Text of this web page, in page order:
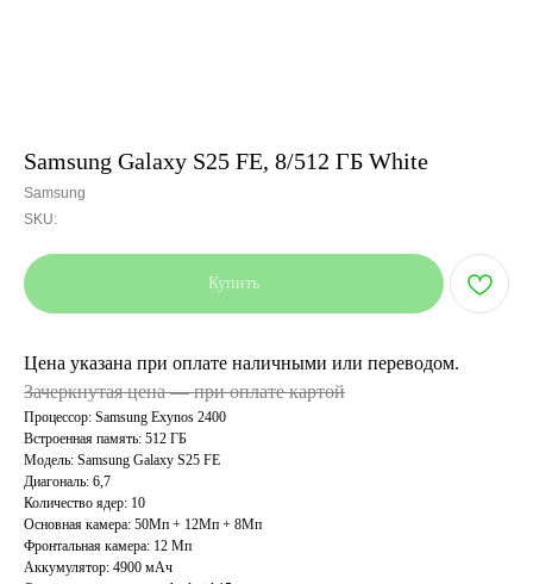
Samsung Galaxy S25 FE, 8/512 ГБ White
Samsung
SKU:
Купить
Цена указана при оплате наличными или переводом.
Зачеркнутая цена — при оплате картой
Процессор: Samsung Exynos 2400
Встроенная память: 512 ГБ
Модель: Samsung Galaxy S25 FE
Диагональ: 6,7
Количество ядер: 10
Основная камера: 50Мп + 12Мп + 8Мп
Фронтальная камера: 12 Мп
Аккумулятор: 4900 мАч